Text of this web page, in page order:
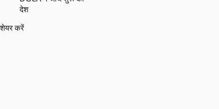
देश
शेयर करें